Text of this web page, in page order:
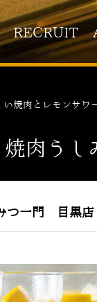
RECRUIT
い焼肉とレモンサ
肉うし
つ一門 目黒